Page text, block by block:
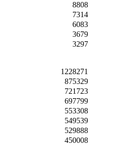
8808
7314
6083
3679
3297
1228271
875329
721723
697799
553308
549539
529888
450008